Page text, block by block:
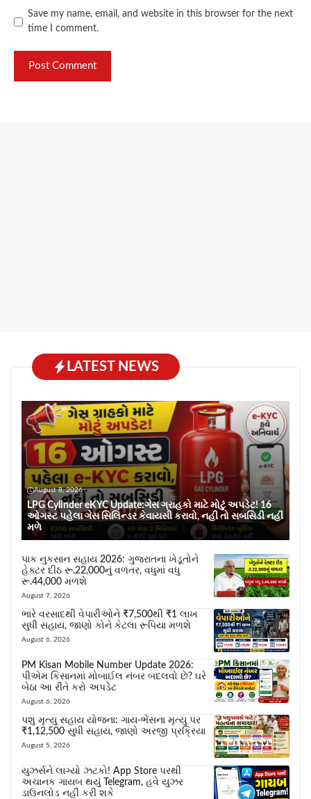
Save my name, email, and website in this browser for the next
time I comment.
LATEST NEWS
August 8, 2026
LPG Cylinder eKYC Update:ગેસ ગ્રાહકો માટે મોટું અપડેટ! 16
ઓગસ્ટ પહેલા ગેસ સિલિન્ડર કેવાયસી કરાવો, નહીં તો સબસિડી નહીં
મળે
પાક નુકસાન સહાય 2026: ગુજરાતના ખેડૂતોને
હેક્ટર દીઠ રૂ.22,000નું વળતર, વધુમાં વધુ
રૂ.44,000 મળશે
August 7, 2026
ભારે વરસાદથી વેપારીઓને ₹7,500થી ₹1 લાખ
સુધી સહાય, જાણો કોને કેટલા રૂપિયા મળશે
August 6, 2026
PM Kisan Mobile Number Update 2026:
પીએમ કિસાનમાં મોબાઈલ નંબર બદલવો છે? ઘરે
બેઠા આ રીતે કરો અપડેટ
August 6, 2026
પશુ મૃત્યુ સહાય યોજના: ગાય-ભેંસના મૃત્યુ પર
₹1,12,500 સુધી સહાય, જાણો અરજી પ્રક્રિયા
August 5, 2026
યુઝર્સને લાગ્યો ઝટકો! App Store પરથી
અચાનક ગાયબ થયું Telegram, હવે યુઝર
ડાઉનલોડ નહીં કરી શકે